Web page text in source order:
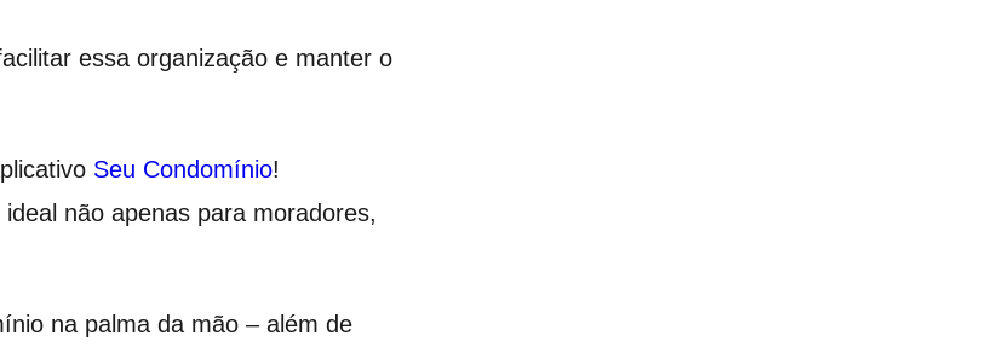
essa organização e manter o
Seu Condomínio!
não apenas para moradores,
na palma da mão – além de